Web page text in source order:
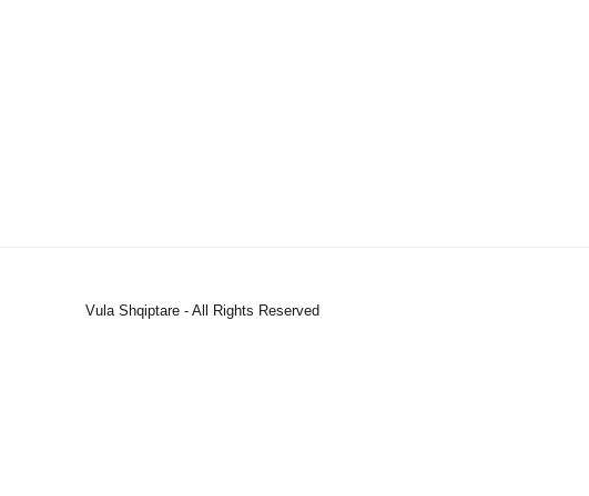
Vula Shqiptare - All Rights Reserved